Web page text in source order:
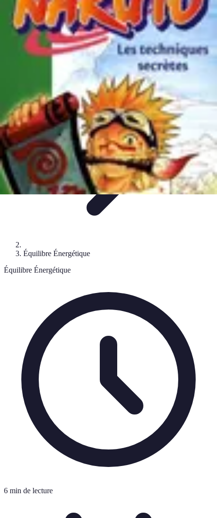
Techniques Yoga
Souplesse et Mobilité
Concentration et
MéditationDébutantMéditation et YogaTechniques de Yoga
Techniques Yoga
Équilibre Énergétique
Équilibre Énergétique
6 min de lecture